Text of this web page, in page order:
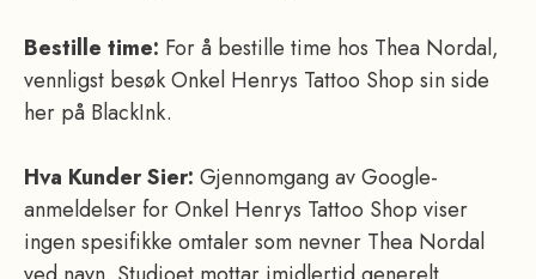
Bestille time: For å bestille time hos Thea Nordal,
vennligst besøk Onkel Henrys Tattoo Shop sin side
her på BlackInk.
Hva Kunder Sier: Gjennomgang av Google-
anmeldelser for Onkel Henrys Tattoo Shop viser
ingen spesifikke omtaler som nevner Thea Nordal